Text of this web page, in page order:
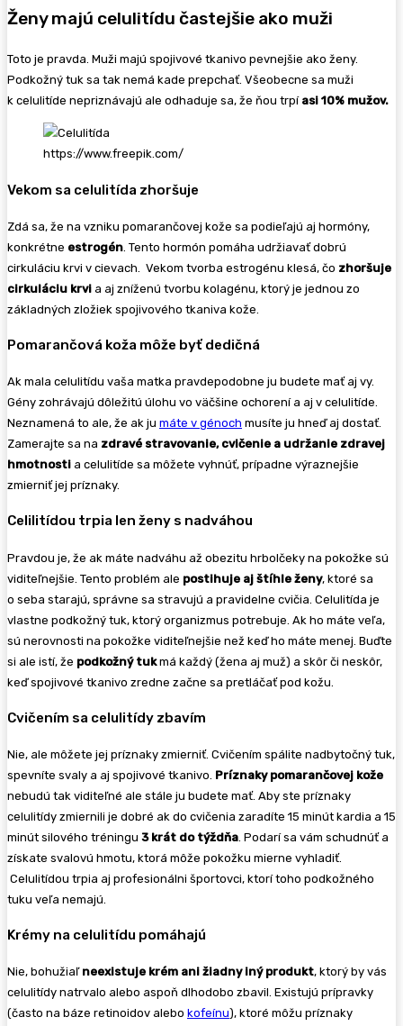
Ženy majú celulitídu častejšie ako muži
Toto je pravda. Muži majú spojivové tkanivo pevnejšie ako ženy.
Podkožný tuk sa tak nemá kade prepchať. Všeobecne sa muži
k celulitíde nepriznávajú ale odhaduje sa, že ňou trpí asi 10% mužov.
https://www.freepik.com/
Vekom sa celulitída zhoršuje
Zdá sa, že na vzniku pomarančovej kože sa podieľajú aj hormóny,
konkrétne estrogén . Tento hormón pomáha udržiavať dobrú
cirkuláciu krvi v cievach. Vekom tvorba estrogénu klesá, čo zhoršuje
cirkuláciu krvi a aj zníženú tvorbu kolagénu, ktorý je jednou zo
základných zložiek spojivového tkaniva kože.
Pomarančová koža môže byť dedičná
Ak mala celulitídu vaša matka pravdepodobne ju budete mať aj vy.
Gény zohrávajú dôležitú úlohu vo väčšine ochorení a aj v celulitíde.
Neznamená to ale, že ak ju máte v génoch musíte ju hneď aj dostať.
Zamerajte sa na zdravé stravovanie, cvičenie a udržanie zdravej
hmotnosti a celulitíde sa môžete vyhnúť, prípadne výraznejšie
zmierniť jej príznaky.
Celilitídou trpia len ženy s nadváhou
Pravdou je, že ak máte nadváhu až obezitu hrbolčeky na pokožke sú
viditeľnejšie. Tento problém ale postihuje aj štíhle ženy, ktoré sa
o seba starajú, správne sa stravujú a pravidelne cvičia. Celulitída je
vlastne podkožný tuk, ktorý organizmus potrebuje. Ak ho máte veľa,
sú nerovnosti na pokožke viditeľnejšie než keď ho máte menej. Buďte
si ale istí, že podkožný tukmá každý (žena aj muž) a skôr či neskôr,
keď spojivové tkanivo zredne začne sa pretláčať pod kožu.
Cvičením sa celulitídy zbavím
Nie, ale môžete jej príznaky zmierniť. Cvičením spálite nadbytočný tuk,
spevníte svaly a aj spojivové tkanivo. Príznaky pomarančovej kože
nebudú tak viditeľné ale stále ju budete mať. Aby ste príznaky
celulitídy zmiernili je dobré ak do cvičenia zaradíte 15 minút kardia a 15
minút silového tréningu 3 krát do týždňa . Podarí sa vám schudnúť a
získate svalovú hmotu, ktorá môže pokožku mierne vyhladiť.
Celulitídou trpia aj profesionálni športovci, ktorí toho podkožného
tuku veľa nemajú.
Krémy na celulitídu pomáhajú
Nie, bohužiaľ neexistuje krém ani žiadny iný produkt, ktorý by vás
celulitídy natrvalo alebo aspoň dlhodobo zbavil. Existujú prípravky
(často na báze retinoidov alebo kofeínu), ktoré môžu príznaky